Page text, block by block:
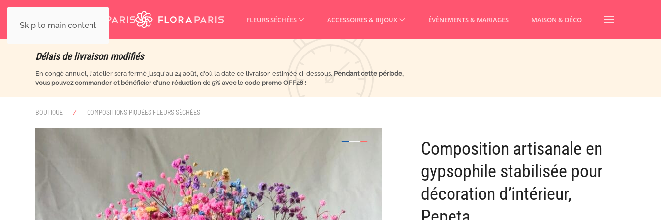
Skip to main content
FLEURS SÉCHÉES ACCESSOIRES & BIJOUX ÉVÈNEMENTS & MARIAGES MAISON & DÉCO
Délais de livraison modifiés
En congé annuel, l'atelier sera fermé jusqu'au 24 août, d'où la date de livraison estimée ci-dessous. Pendant cette période,
vous pouvez commander et bénéficier d'une réduction de 5% avec le code promo OFF26 !
BOUTIQUE COMPOSITIONS PIQUÉES FLEURS SÉCHÉES
Composition artisanale en
gypsophile stabilisée pour
décoration d’intérieur,